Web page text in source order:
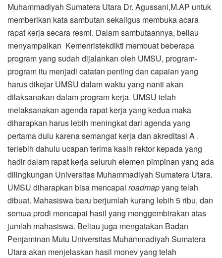
Muhammadiyah Sumatera Utara Dr. Agussani,M.AP untuk
memberikan kata sambutan sekaligus membuka acara
rapat kerja secara resmi. Dalam sambutaannya, beliau
menyampaikan Kemenristekdikti membuat beberapa
program yang sudah dijalankan oleh UMSU, program-
program itu menjadi catatan penting dan capaian yang
harus dikejar UMSU dalam waktu yang nanti akan
dilaksanakan dalam program kerja. UMSU telah
melaksanakan agenda rapat kerja yang kedua maka
diharapkan harus lebih meningkat dari agenda yang
pertama dulu karena semangat kerja dan akreditasi A .
terlebih dahulu ucapan terima kasih rektor kepada yang
hadir dalam rapat kerja seluruh elemen pimpinan yang ada
dilingkungan Universitas Muhammadiyah Sumatera Utara.
UMSU diharapkan bisa mencapai roadmapyang telah
dibuat. Mahasiswa baru berjumlah kurang lebih 5 ribu, dan
semua prodi mencapai hasil yang menggembirakan atas
jumlah mahasiswa. Beliau juga mengatakan Badan
Penjaminan Mutu Universitas Muhammadiyah Sumatera
Utara akan menjelaskan hasil monev yang telah